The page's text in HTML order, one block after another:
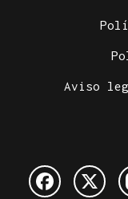
Aviso